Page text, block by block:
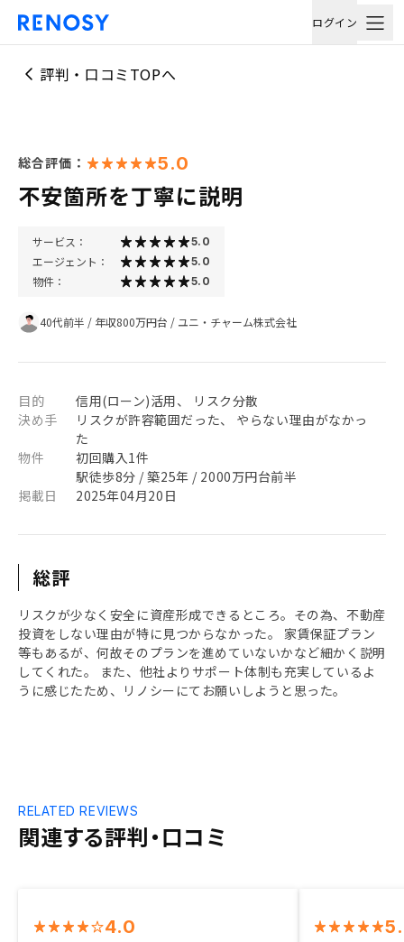
ログイン
評判・口コミTOPへ
総合評価： 5.0
不安箇所を丁寧に説明
サービス： 5.0
エージェント： 5.0
物件： 5.0
40代前半 / 年収800万円台 / ユニ・チャーム株式会社
目的
信用(ローン)活用、 リスク分散
決め手
リスクが許容範囲だった、 やらない理由がなかっ
た
物件
初回購入1件
駅徒歩8分 / 築25年 / 2000万円台前半
掲載日
2025年04月20日
総評
リスクが少なく安全に資産形成できるところ。その為、不動産
投資をしない理由が特に見つからなかった。 家賃保証プラン
等もあるが、何故そのプランを進めていないかなど細かく説明
してくれた。 また、他社よりサポート体制も充実しているよ
うに感じたため、リノシーにてお願いしようと思った。
関連する評判・口コミ
RELATED REVIEWS
4.0